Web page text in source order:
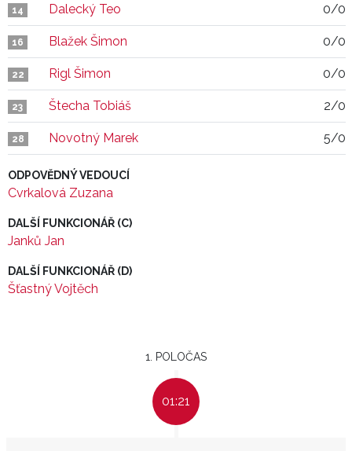
14 Dalecký Teo 0/0
16 Blažek Šimon 0/0
22 Rigl Šimon 0/0
23 Štecha Tobiáš 2/0
28 Novotný Marek 5/0
ODPOVĚDNÝ VEDOUCÍ
Cvrkalová Zuzana
DALŠÍ FUNKCIONÁŘ (C)
Janků Jan
DALŠÍ FUNKCIONÁŘ (D)
Šťastný Vojtěch
1. POLOČAS
01:21